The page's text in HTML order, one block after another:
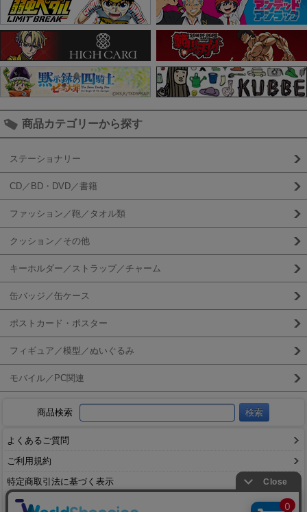
商品カテゴリーから探す
ステーショナリー
CD／BD・DVD／書籍
ファッション／鞄／タオル類
クッション／その他
キーホルダー／ストラップ／チャーム
缶バッジ／缶ケース
ポストカード・ポスター
フィギュア／模型／ぬいぐるみ
モバイル／PC関連
商品検索
よくあるご質問
ご利用規約
特定商取引法に基づく表示
送料とお支払い方法について